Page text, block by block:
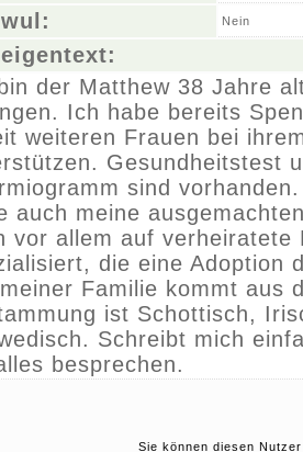
Nein
der Matthew 38 Jahre
Ich habe bereits
weiteren Frauen bei
Gesundheitstest
sind
auch meine
vor allem auf verheiratete
die eine Adoption
Familie kommt aus
ist Schottisch,
Schreibt mich
besprechen.
Sie können diesen